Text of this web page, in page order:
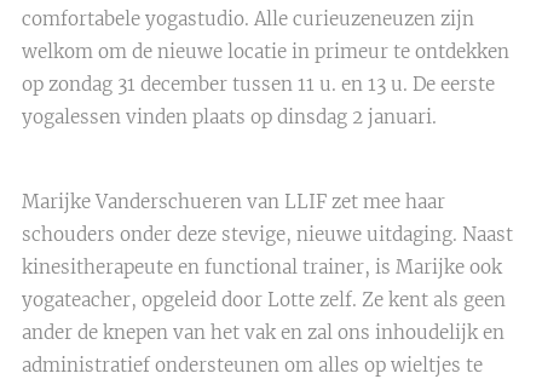
comfortabele yogastudio. Alle curieuzeneuzen zijn
welkom om de nieuwe locatie in primeur te ontdekken
op zondag 31 december tussen 11 u. en 13 u. De eerste
yogalessen vinden plaats op dinsdag 2 januari.
Marijke Vanderschueren van LLIF zet mee haar
schouders onder deze stevige, nieuwe uitdaging. Naast
kinesitherapeute en functional trainer, is Marijke ook
yogateacher, opgeleid door Lotte zelf. Ze kent als geen
ander de knepen van het vak en zal ons inhoudelijk en
administratief ondersteunen om alles op wieltjes te